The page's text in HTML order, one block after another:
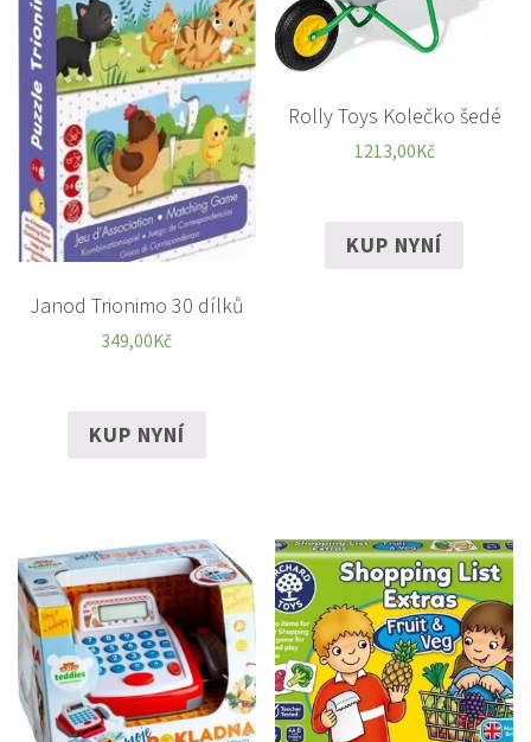
Janod Trionimo 30 dílků
349,00Kč
KUP NYNÍ
Rolly Toys Kolečko šedé
1213,00Kč
KUP NYNÍ